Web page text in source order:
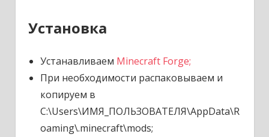
Установка
Устанавливаем Minecraft Forge;
При необходимости распаковываем и
копируем в
C:\Users\ИМЯ_ПОЛЬЗОВАТЕЛЯ\AppData\R
oaming\.minecraft\mods;